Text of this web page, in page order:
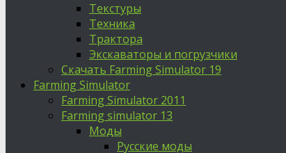
Текстуры
Техника
Трактора
Экскаваторы и погрузчики
Скачать Farming Simulator 19
Farming Simulator
Farming Simulator 2011
Farming simulator 13
Моды
Русские моды